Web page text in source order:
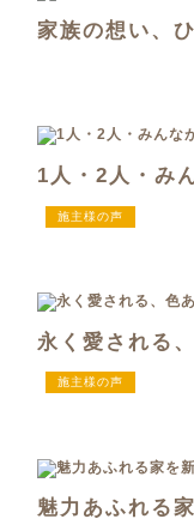
家族の想い、
1人・2人・み
施主様の声
永く愛される
施主様の声
魅力あふれる